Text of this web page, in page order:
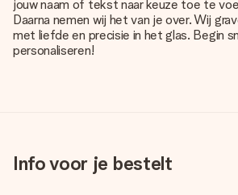
jouw naam of tekst naar keuze toe te
Daarna nemen wij het van je over. Wij
met liefde en precisie in het glas. Begin
personaliseren!
Info voor je bestelt